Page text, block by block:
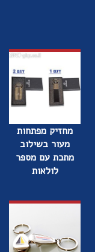
מחזיק מפתחות
מעור בשילוב
מתכת עם מספר
לולאות